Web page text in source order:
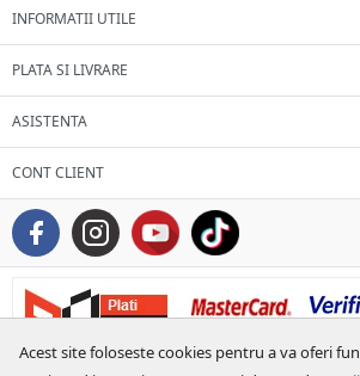
Acest site foloseste cookies pentru a va oferi
INFORMATII UTILE
PLATA SI LIVRARE
ASISTENTA
CONT CLIENT